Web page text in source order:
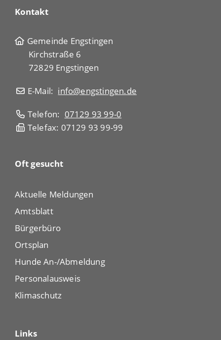
Kontakt
Gemeinde Engstingen
Kirchstraße 6
72829 Engstingen
E-Mail: info@engstingen.de
Telefon: 07129 93 99-0
Telefax: 07129 93 99-99
Oft gesucht
Aktuelle Meldungen
Amtsblatt
Bürgerbüro
Ortsplan
Hunde An-/Abmeldung
Personalausweis
Klimaschutz
Links